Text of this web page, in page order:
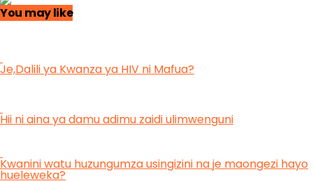
You may like
Je,Dalili ya Kwanza ya HIV ni Mafua?
Hii ni aina ya damu adimu zaidi ulimwenguni
Kwanini watu huzungumza usingizini na je maongezi hayo
hueleweka?